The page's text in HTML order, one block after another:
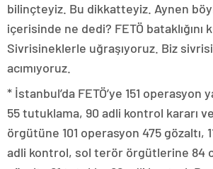
bilinçteyiz. Bu dikkatteyiz. Aynen
içerisinde ne dedi? FETÖ bataklığını
Sivrisineklerle uğraşıyoruz. Biz
acımıyoruz.
* İstanbul’da FETÖ’ye 151 operasyon
55 tutuklama, 90 adli kontrol kararı
örgütüne 101 operasyon 475 gözaltı,
adli kontrol, sol terör örgütlerine 84